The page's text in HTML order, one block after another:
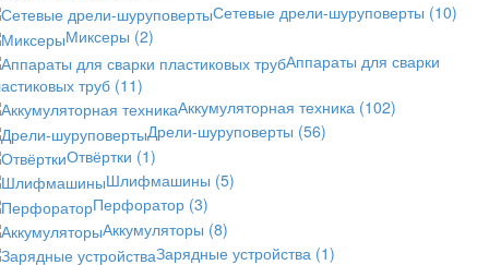
Сетевые дрели-шуруповерты (10)
Миксеры (2)
Аппараты для сварки
труб (11)
Аккумуляторная техника (102)
Дрели-шуруповерты (56)
Отвёртки (1)
Шлифмашины (5)
Перфоратор (3)
Аккумуляторы (8)
Зарядные устройства (1)